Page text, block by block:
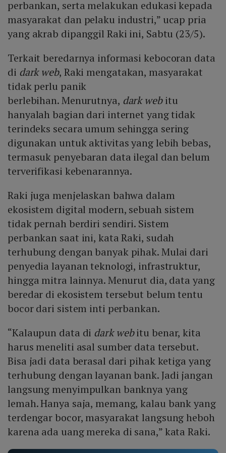
perbankan, serta melakukan edukasi kepada
masyarakat dan pelaku industri,” ucap pria
yang akrab dipanggil Raki ini, Sabtu (23/5).
Terkait beredarnya informasi kebocoran data
di dark web, Raki mengatakan, masyarakat
tidak perlu panik
berlebihan. Menurutnya, dark webitu
hanyalah bagian dari internet yang tidak
terindeks secara umum sehingga sering
digunakan untuk aktivitas yang lebih bebas,
termasuk penyebaran data ilegal dan belum
terverifikasi kebenarannya.
Raki juga menjelaskan bahwa dalam
ekosistem digital modern, sebuah sistem
tidak pernah berdiri sendiri. Sistem
perbankan saat ini, kata Raki, sudah
terhubung dengan banyak pihak. Mulai dari
penyedia layanan teknologi, infrastruktur,
hingga mitra lainnya. Menurut dia, data yang
beredar di ekosistem tersebut belum tentu
bocor dari sistem inti perbankan.
“Kalaupun data di dark webitu benar, kita
harus meneliti asal sumber data tersebut.
Bisa jadi data berasal dari pihak ketiga yang
terhubung dengan layanan bank. Jadi jangan
langsung menyimpulkan banknya yang
lemah. Hanya saja, memang, kalau bank yang
terdengar bocor, masyarakat langsung heboh
karena ada uang mereka di sana,” kata Raki.